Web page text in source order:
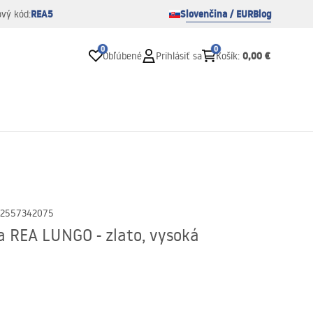
kód:REA5 Slovenčina / EURBlog
0
Obľúbené Prihlásiť sa
0
Košík: 0,00 €
LUNGO - zlato, vysoká